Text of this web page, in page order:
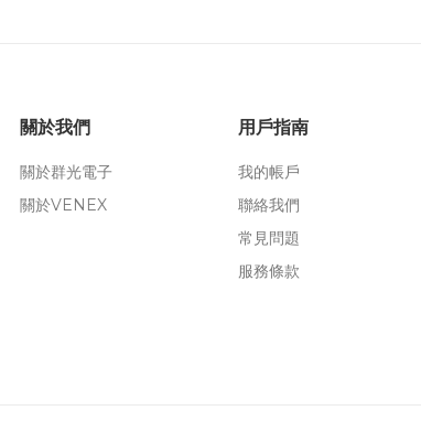
關於我們
關於群光電子
關於VENEX
用戶指南
我的帳戶
聯絡我們
常見問題
服務條款